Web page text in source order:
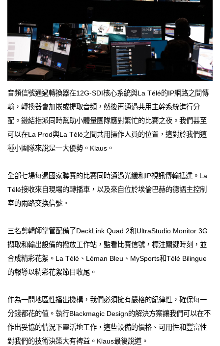
音頻信號通過轉換器在12G-SDI核心系統與La Télé的IP網路之間傳
輸，轉換器會加嵌或提取音頻，然後再通過共用主幹系統進行分
配。鏈結指派同時幫助小體量團隊應對繁忙的比賽之夜。我們甚至
可以在La Prod與La Télé之間共用操作人員的位置，這對於我們這
種小團隊來說是一大優勢。Klaus。
全部七場每週國家聯賽的比賽同時通過光纖和IP視訊傳輸抵達。La
Télé接收來自現場的轉播車，以及來自位於埃倫巴赫的德語主控制
室的兩路交換信號。
三名剪輯師掌管配備了DeckLink Quad 2和UltraStudio Monitor 3G
擷取和輸出設備的撥放工作站，監看比賽信號，標注關鍵時刻，並
合成精彩花絮。La Télé、Léman Bleu、MySports和Télé Bilingue
的報導以精彩花絮節目收尾。
作為一間地區性播出機構，我們必須擁有嚴格的紀律性，確保每一
分錢都花的值。執行Blackmagic Design的解決方案讓我們可以在不
作出妥協的情況下靈活地工作，這些設備的價格、可用性和豐富性
對我們的技術決策大有裨益。Klaus最後說道。